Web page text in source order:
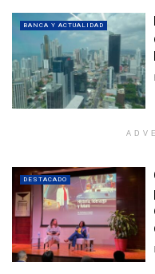
BANCA Y ACTUALIDAD
DESTACADO